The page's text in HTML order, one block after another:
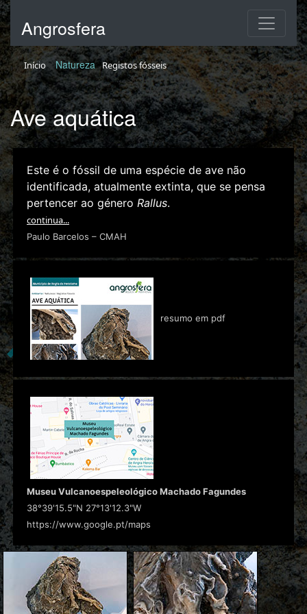
Angrosfera
Início Natureza Registos fósseis
Ave aquática
Este é o fóssil de uma espécie de ave não
identificada, atualmente extinta, que se pensa
pertencer ao género Rallus.
continua...
Paulo Barcelos – CMAH
resumo em pdf
Museu Vulcanoespeleológico Machado Fagundes
38°39'15.5"N 27°13'12.3"W
https://www.google.pt/maps